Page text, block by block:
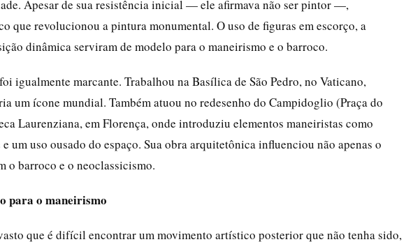
Apesar de sua resistência inicial — ele afirmava não ser pintor —,
que revolucionou a pintura monumental. O uso de figuras em escorço, a
dinâmica serviram de modelo para o maneirismo e o barroco.
igualmente marcante. Trabalhou na Basílica de São Pedro, no Vaticano,
um ícone mundial. Também atuou no redesenho do Campidoglio (Praça do
Laurenziana, em Florença, onde introduziu elementos maneiristas como
um uso ousado do espaço. Sua obra arquitetônica influenciou não apenas o
o barroco e o neoclassicismo.
para o maneirismo
que é difícil encontrar um movimento artístico posterior que não tenha sido,